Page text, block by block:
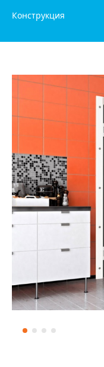
Конструкция